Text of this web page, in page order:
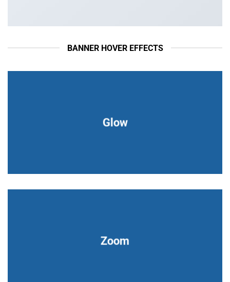
BANNER HOVER EFFECTS
Glow
Zoom